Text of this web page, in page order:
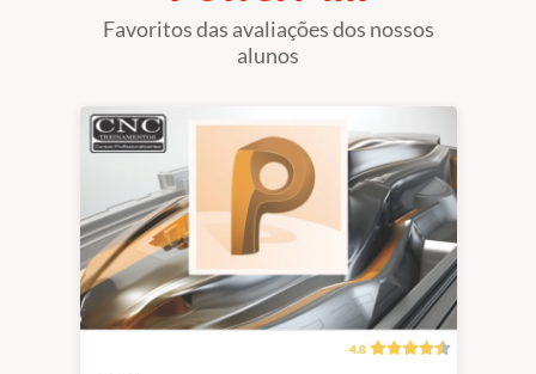
Favoritos das avaliações dos nossos
alunos
4.8